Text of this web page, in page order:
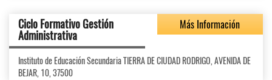
Ciclo Formativo Gestión
Administrativa
Más Información
Instituto de Educación Secundaria TIERRA DE CIUDAD RODRIGO, AVENIDA DE
BEJAR, 10, 37500